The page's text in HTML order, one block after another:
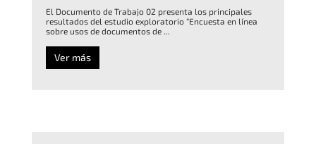
El Documento de Trabajo 02 presenta los principales
resultados del estudio exploratorio “Encuesta en línea
sobre usos de documentos de ...
Ver más